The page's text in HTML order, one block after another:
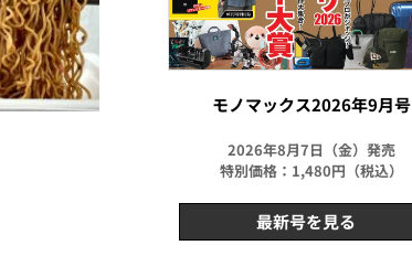
モノマックス2026年9月号
2026年8月7日（金）発売
特別価格：1,480円（税込）
最新号を見る